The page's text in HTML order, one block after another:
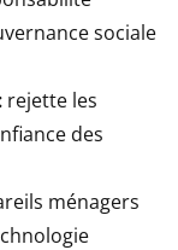
sociale
rejette les
des
ménagers